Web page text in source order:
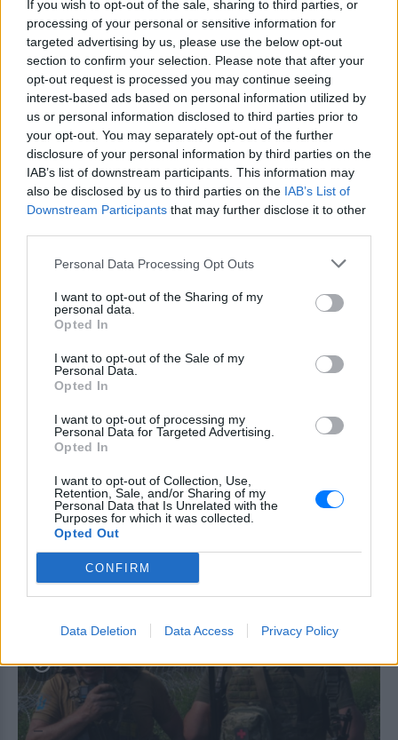
If you wish to opt-out of the sale, sharing to third parties, or
processing of your personal or sensitive information for
targeted advertising by us, please use the below opt-out
section to confirm your selection. Please note that after your
opt-out request is processed you may continue seeing
interest-based ads based on personal information utilized by
us or personal information disclosed to third parties prior to
your opt-out. You may separately opt-out of the further
disclosure of your personal information by third parties on the
IAB’s list of downstream participants. This information may
also be disclosed by us to third parties on the IAB’s List of
Downstream Participants that may further disclose it to other
Personal Data Processing Opt Outs
I want to opt-out of the Sharing of my
personal data.
Opted In
I want to opt-out of the Sale of my
Personal Data.
Opted In
I want to opt-out of processing my
Personal Data for Targeted Advertising.
Opted In
I want to opt-out of Collection, Use,
Retention, Sale, and/or Sharing of my
Personal Data that Is Unrelated with the
Purposes for which it was collected.
Opted Out
CONFIRM
Data Deletion Data Access Privacy Policy
ΣΤΗΝ ΙΔΙΑ ΚΑΤΗΓΟΡΙΑ
Τουρισμός για Όλους
2026‑2027: Ποια ΑΦΜ
υποβάλλουν αιτήσεις σήμερα
(9/8) – Όλα όσα πρέπει να
ξέρετε
ΠΡΙΝ 10 ΏΡΕΣ
Η προθεσμία υποβολής αιτήσεων λήγει
στις 21 Αυγούστου 2026, με επιδότηση
έως 600 ευρώ ανάλογα με την κατηγορία
δικαιούχου και την περίοδο διαμονής.
Ανθρωποκτονία από αμέλεια
έρευνα
φημισμένη παραλία της Πάρου
αντιμετωπίζουν κατηγορίες μετά τον
ναυαγοσώστης, παραπέμπεται στον
εισαγγελέα
Αθηνών‑Σουνίου: Αναστροφή ΙΧ
συνέτριψε μηχανή της ΔΙΑΣ ‑
Δύο αστυνομικοί τραυματίες